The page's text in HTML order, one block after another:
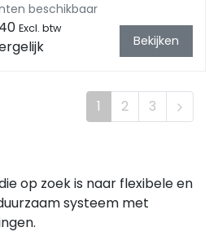
beschikbaar
Excl. btw
Bekijken
1 2 3
op zoek is naar flexibele en
systeem met